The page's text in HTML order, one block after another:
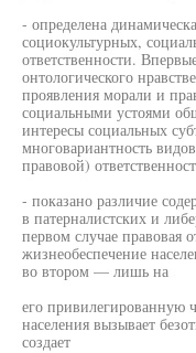
- определена
социокультурных,
ответственности.
онтологического
проявления морали и
социальными устоями
интересы социальных
многовариантность
правовой)
- показано различие
в патерналистских и
первом случае правовая
жизнеобеспечение
во втором — лишь на
его привилегированную
населения вызывает
создает